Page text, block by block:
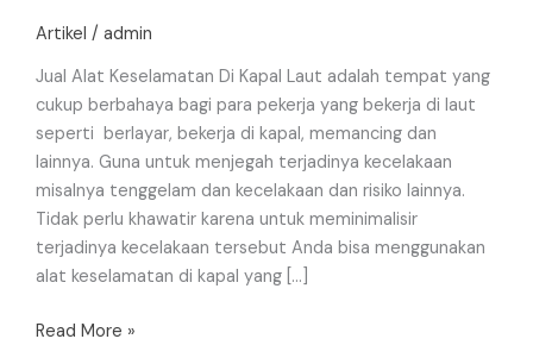
Artikel / admin
Jual Alat Keselamatan Di Kapal Laut adalah tempat yang
cukup berbahaya bagi para pekerja yang bekerja di laut
seperti berlayar, bekerja di kapal, memancing dan
lainnya. Guna untuk menjegah terjadinya kecelakaan
misalnya tenggelam dan kecelakaan dan risiko lainnya.
Tidak perlu khawatir karena untuk meminimalisir
terjadinya kecelakaan tersebut Anda bisa menggunakan
alat keselamatan di kapal yang […]
Di
Read More »